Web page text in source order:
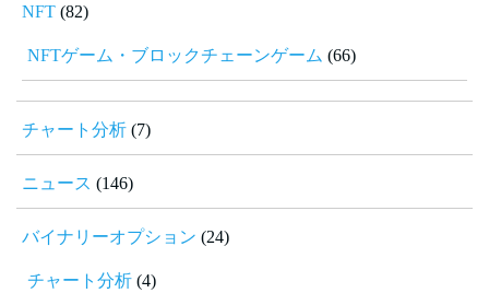
NFT (82)
NFTゲーム・ブロックチェーンゲーム (66)
チャート分析 (7)
ニュース (146)
バイナリーオプション (24)
チャート分析 (4)